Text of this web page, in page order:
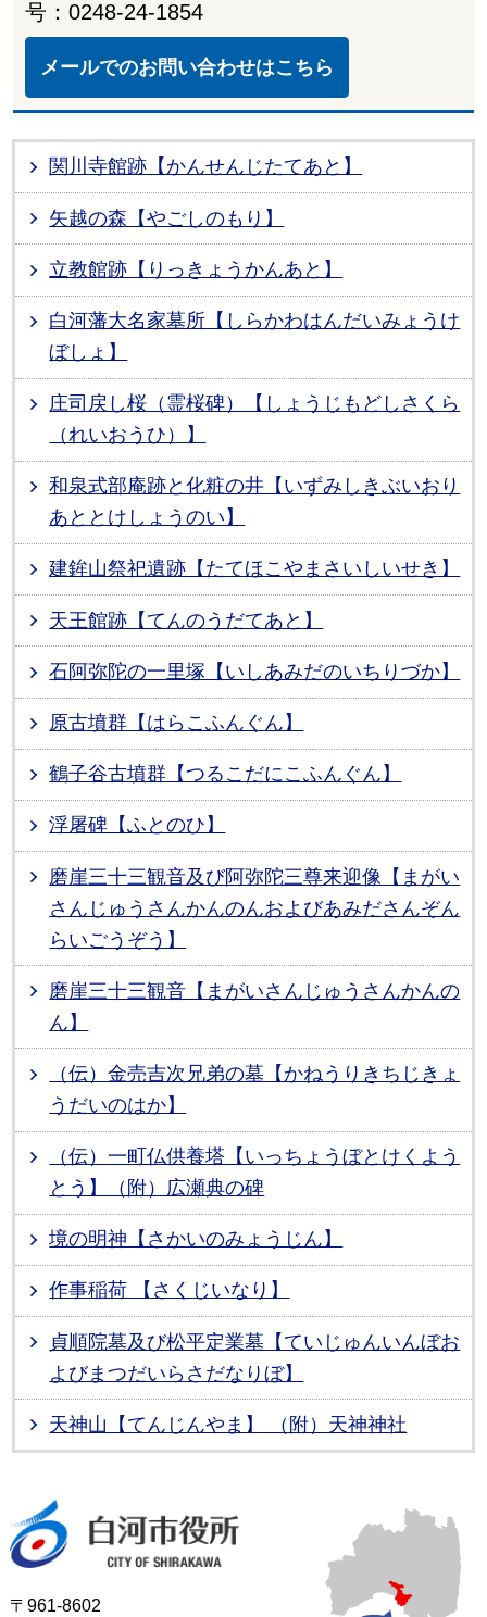
号：0248-24-1854
メールでのお問い合わせはこちら
関川寺館跡【かんせんじたてあと】
矢越の森【やごしのもり】
立教館跡【りっきょうかんあと】
白河藩大名家墓所【しらかわはんだいみょうけ
ぼしょ】
庄司戻し桜（霊桜碑）【しょうじもどしさくら
（れいおうひ）】
和泉式部庵跡と化粧の井【いずみしきぶいおり
あととけしょうのい】
建鉾山祭祀遺跡【たてほこやまさいしいせき】
天王館跡【てんのうだてあと】
石阿弥陀の一里塚【いしあみだのいちりづか】
原古墳群【はらこふんぐん】
鶴子谷古墳群【つるこだにこふんぐん】
浮屠碑【ふとのひ】
磨崖三十三観音及び阿弥陀三尊来迎像【まがい
さんじゅうさんかんのんおよびあみださんぞん
らいごうぞう】
磨崖三十三観音【まがいさんじゅうさんかんの
ん】
（伝）金売吉次兄弟の墓【かねうりきちじきょ
うだいのはか】
（伝）一町仏供養塔【いっちょうぼとけくよう
とう】（附）広瀬典の碑
境の明神【さかいのみょうじん】
作事稲荷 【さくじいなり】
貞順院墓及び松平定業墓【ていじゅんいんぼお
よびまつだいらさだなりぼ】
天神山【てんじんやま】 （附）天神神社
〒961-8602